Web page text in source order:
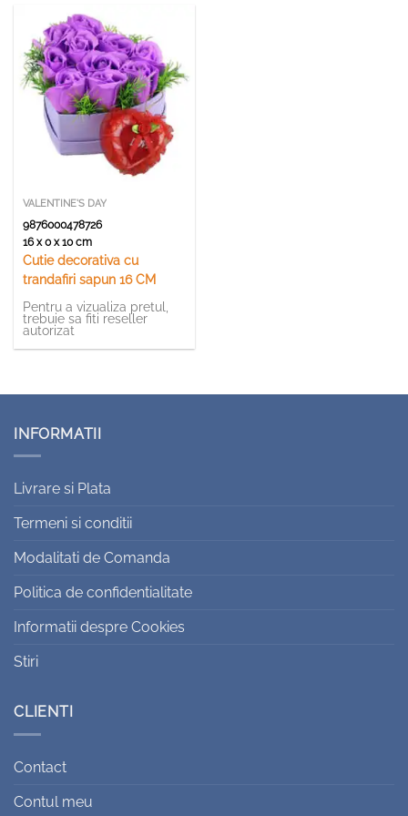
VALENTINE'S DAY
9876000478726
16 x 0 x 10 cm
Cutie decorativa cu
trandafiri sapun 16 CM
Pentru a vizualiza pretul,
trebuie sa fiti reseller
autorizat
INFORMATII
Livrare si Plata
Termeni si conditii
Modalitati de Comanda
Politica de confidentialitate
Informatii despre Cookies
Stiri
CLIENTI
Contact
Contul meu